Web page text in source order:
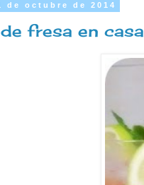
de octubre de 2014
fresa en casa